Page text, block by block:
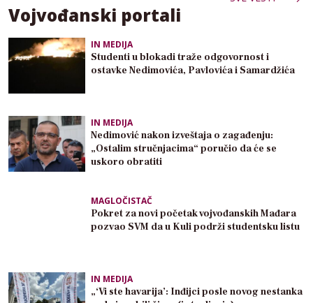
Vojvođanski portali
IN MEDIJA
Studenti u blokadi traže odgovornost i
ostavke Nedimovića, Pavlovića i Samardžića
IN MEDIJA
Nedimović nakon izveštaja o zagađenju:
„Ostalim stručnjacima“ poručio da će se
uskoro obratiti
MAGLOČISTAČ
Pokret za novi početak vojvođanskih Mađara
pozvao SVM da u Kuli podrži studentsku listu
IN MEDIJA
„‘Vi ste havarija’: Inđijci posle novog nestanka